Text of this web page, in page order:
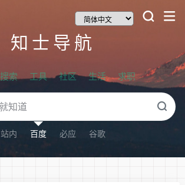
知士导航
搜索 工具 社区 生活 求职
站内 百度 必应 谷歌